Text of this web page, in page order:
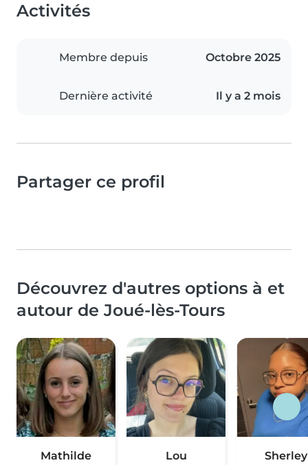
Activités
Membre depuis Octobre 2025
Dernière activité Il y a 2 mois
Partager ce profil
Découvrez d'autres options à et
autour de Joué-lès-Tours
Mathilde Lou Sherley